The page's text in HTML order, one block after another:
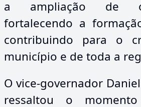
a ampliação de
fortalecendo a
contribuindo para o
município e de toda a
O vice-governador
ressaltou o